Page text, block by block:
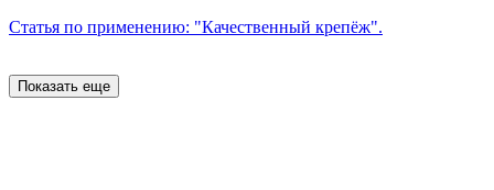
Статья по применению: "Качественный крепёж".
Показать еще